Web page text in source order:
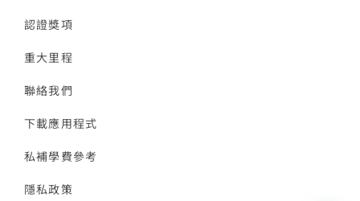
認證獎項
重大里程
聯絡我們
下載應用程式
私補學費參考
隱私政策